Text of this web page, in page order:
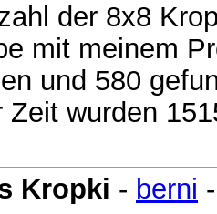
der 8x8
mit meinem
und 580
Zeit wurden
Kropki - berni